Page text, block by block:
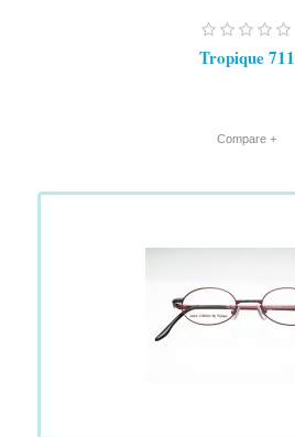
Tropique 711
+ Compare